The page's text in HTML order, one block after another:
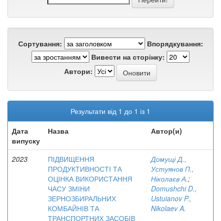
Сортування:
Впорядкування:
Вивести на сторінку:
Автори:
Результати від 1 до 1 із 1
Дата
випуску
Назва Автор(и)
2023
ПІДВИЩЕННЯ
ПРОДУКТИВНОСТІ ТА
ОЦІНКА ВИКОРИСТАННЯ
ЧАСУ ЗМІНИ
ЗЕРНОЗБИРАЛЬНИХ
КОМБАЙНІВ ТА
ТРАНСПОРТНИХ ЗАСОБІВ
Домущі Д.,
Устуянов П.,
Ніколаєв А.;
Domushchi D.,
Ustuianov P.,
Nikolaev A.